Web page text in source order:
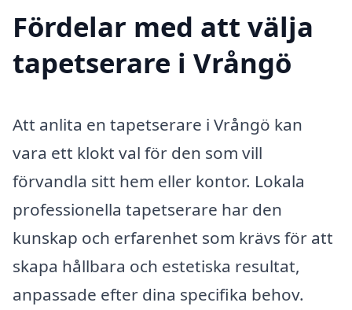
Fördelar med att välja
tapetserare i Vrångö
Att anlita en tapetserare i Vrångö kan
vara ett klokt val för den som vill
förvandla sitt hem eller kontor. Lokala
professionella tapetserare har den
kunskap och erfarenhet som krävs för att
skapa hållbara och estetiska resultat,
anpassade efter dina specifika behov.